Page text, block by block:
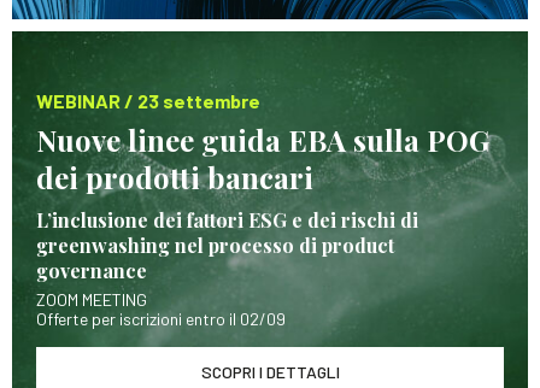
WEBINAR / 23 settembre
Nuove linee guida EBA sulla POG
dei prodotti bancari
L’inclusione dei fattori ESG e dei rischi di
greenwashing nel processo di product
governance
ZOOM MEETING
Offerte per iscrizioni entro il 02/09
SCOPRI I DETTAGLI